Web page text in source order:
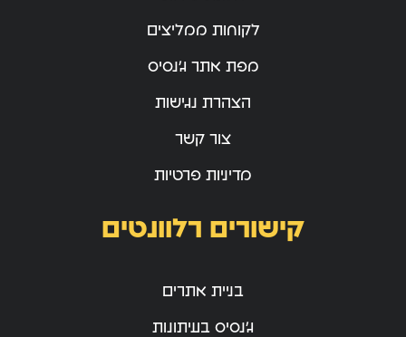
לקוחות ממליצים
מפת אתר ג’נסיס
הצהרת נגישות
צור קשר
מדיניות פרטיות
קישורים רלוונטים
בניית אתרים
ג’נסיס בעיתונות